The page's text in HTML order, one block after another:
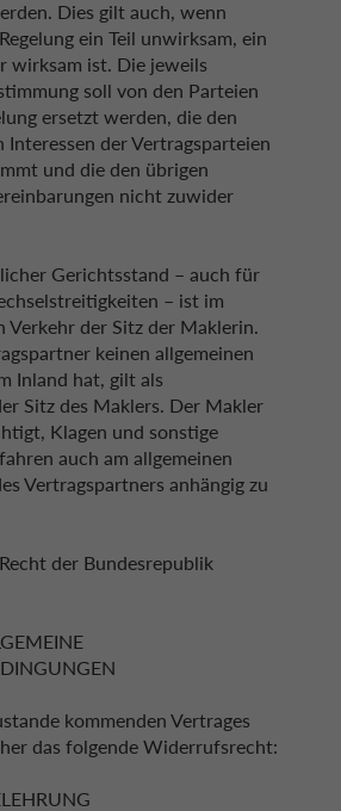
Dies gilt auch, wenn
ein Teil unwirksam, ein
wirksam ist. Die jeweils
soll von den Parteien
ersetzt werden, die den
der Vertragsparteien
und die den übrigen
nicht zuwider
Gerichtsstand – auch für
– ist im
Verkehr der Sitz der Maklerin.
keinen allgemeinen
Inland hat, gilt als
Sitz des Maklers. Der Makler
Klagen und sonstige
auch am allgemeinen
Vertragspartners anhängig zu
der Bundesrepublik
kommenden Vertrages
das folgende Widerrufsrecht: